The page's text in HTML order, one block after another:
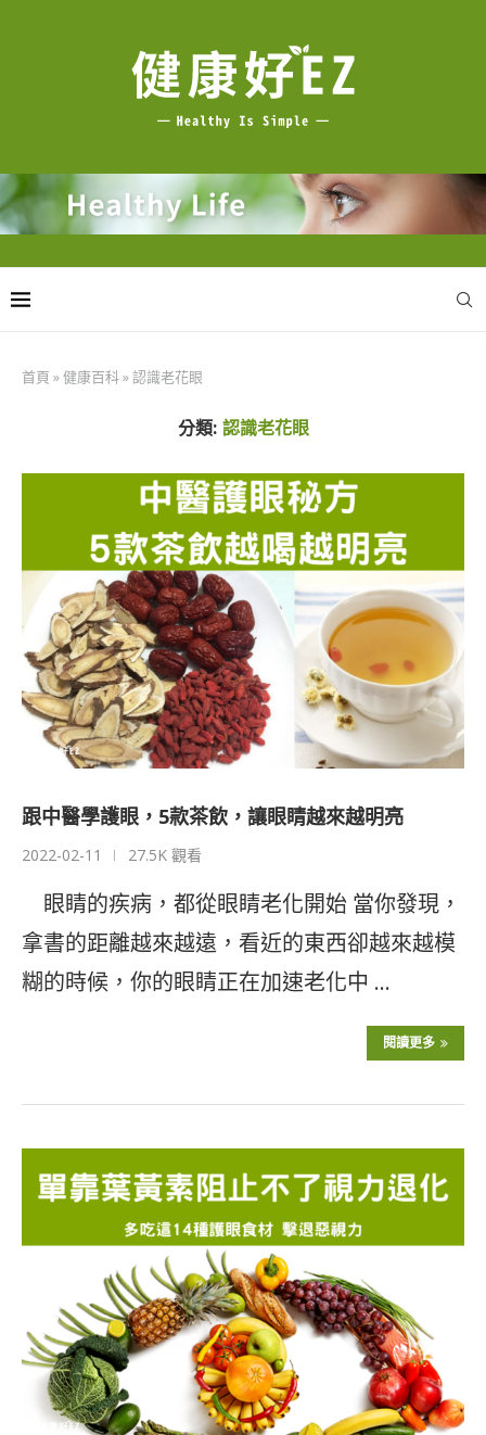
首頁 »健康百科»認識老花眼
分類: 認識老花眼
跟中醫學護眼，5款茶飲，讓眼睛越來越明亮
2022-02-11 27.5K 觀看
眼睛的疾病，都從眼睛老化開始 當你發現，
拿書的距離越來越遠，看近的東西卻越來越模
糊的時候，你的眼睛正在加速老化中 …
閱讀更多